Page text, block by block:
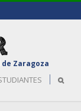
Zaragoza